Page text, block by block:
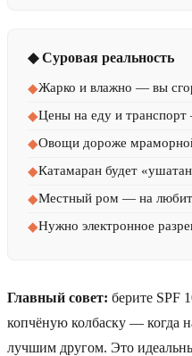
◆ Суровая реальность
◆Жарко и влажно — вы
◆Цены на еду и
◆Овощи дороже
◆Катамаран будет
◆Местный ром — на
◆Нужно электронное
Главный совет: берите SPF
копчёную колбаску — когда
лучшим другом. Это